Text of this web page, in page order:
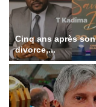
Cinq ans après son
divorce,...